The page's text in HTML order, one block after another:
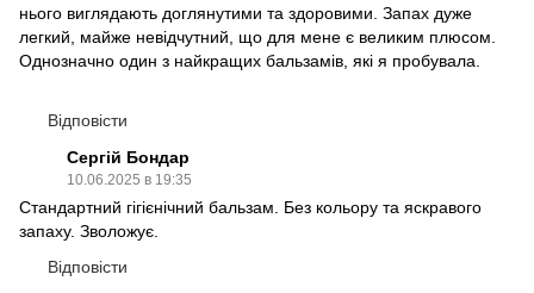
нього виглядають доглянутими та здоровими. Запах дуже
легкий, майже невідчутний, що для мене є великим плюсом.
Однозначно один з найкращих бальзамів, які я пробувала.
Відповісти
Сергій Бондар
10.06.2025 в 19:35
Стандартний гігієнічний бальзам. Без кольору та яскравого
запаху. Зволожує.
Відповісти